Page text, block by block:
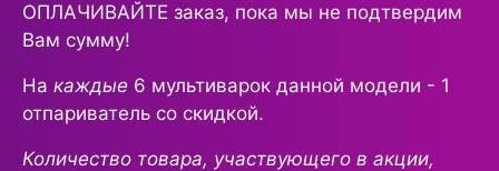
ОПЛАЧИВАЙТЕ заказ, пока мы не подтвердим
Вам сумму!
На каждые 6 мультиварок данной модели - 1
отпариватель со скидкой.
Количество товара, участвующего в акции,